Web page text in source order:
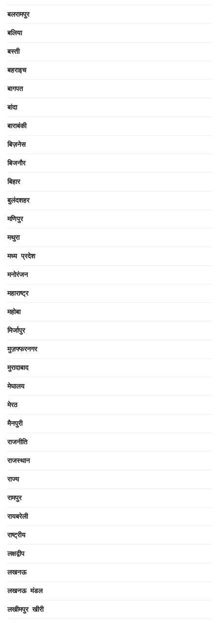
बलरामपुर
बलिया
बस्ती
बहराइच
बागपत
बांदा
बाराबंकी
बिज़नेस
बिजनौर
बिहार
बुलंदशहर
मणिपुर
मथुरा
मध्य प्रदेश
मनोरंजन
महाराष्ट्र
महोबा
मिर्जापुर
मुज़फ्फरनगर
मुरादाबाद
मेघालय
मेरठ
मैनपुरी
राजनीति
राजस्थान
राज्य
रामपुर
रायबरेली
राष्ट्रीय
लक्षद्वीप
लखनऊ
लखनऊ मंडल
लखीमपुर खीरी